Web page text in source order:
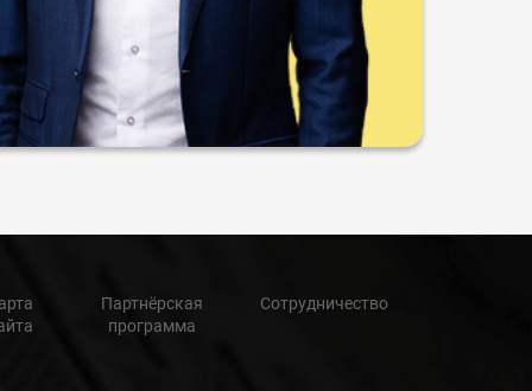
Партнёрская
программа
Сотрудничество